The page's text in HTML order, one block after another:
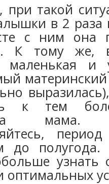
при такой
в 2 раза
с ним она
К тому же,
маленькая и
к тем
до
узнать
оптимальных